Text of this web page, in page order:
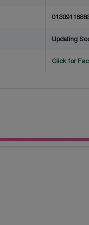
Updating
Click for